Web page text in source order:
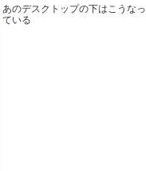
あのデスクトップの下はこうなっ
ている